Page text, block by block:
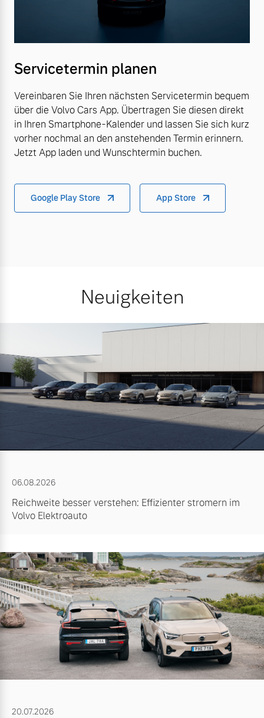
Servicetermin planen
Vereinbaren Sie Ihren nächsten Servicetermin bequem
über die Volvo Cars App. Übertragen Sie diesen direkt
in Ihren Smartphone-Kalender und lassen Sie sich kurz
vorher nochmal an den anstehenden Termin erinnern.
Jetzt App laden und Wunschtermin buchen.
Google Play Store App Store
Neuigkeiten
06.08.2026
Reichweite besser verstehen: Effizienter stromern im
Volvo Elektroauto
20.07.2026